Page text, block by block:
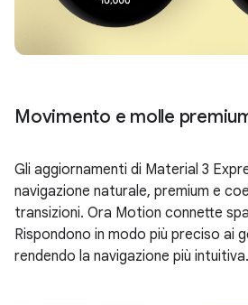
Movimento e molle
Gli aggiornamenti di Material 3
navigazione naturale, premium e
transizioni. Ora Motion connette
Rispondono in modo più preciso ai
rendendo la navigazione più intuitiva.